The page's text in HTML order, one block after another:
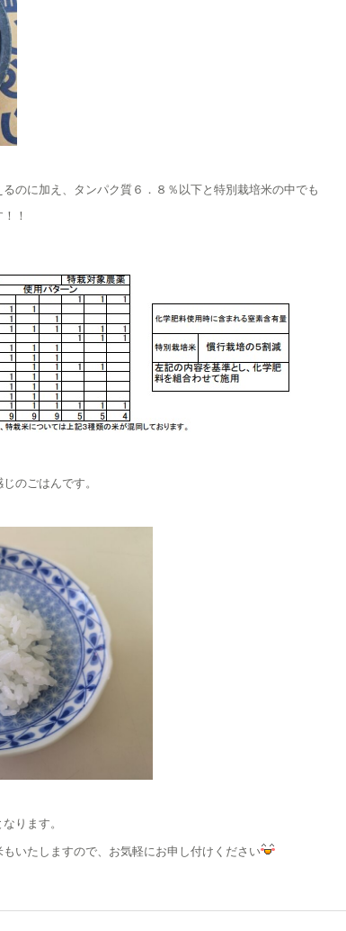
のに加え、タンパク質６．８％以下と特別栽培米の中でも
！
のごはんです。
ります。
いたしますので、お気軽にお申し付けください